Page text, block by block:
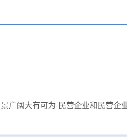
广阔大有可为 民营企业和民营企